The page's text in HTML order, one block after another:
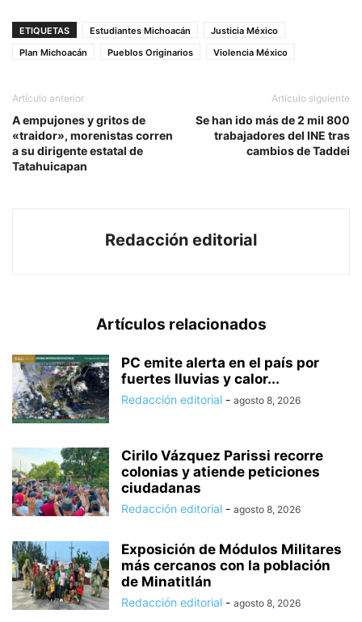
ETIQUETAS Estudiantes Michoacán
Justicia México
Plan Michoacán
Pueblos Originarios Violencia México
Artículo anterior
A empujones y gritos de
«traidor», morenistas corren
a su dirigente estatal de
Tatahuicapan
Artículo siguiente
Se han ido más de 2 mil 800
trabajadores del INE tras
cambios de Taddei
Redacción editorial
Artículos relacionados
PC emite alerta en el país por
fuertes lluvias y calor...
Redacción editorial - agosto 8, 2026
Cirilo Vázquez Parissi recorre
colonias y atiende peticiones
ciudadanas
Redacción editorial - agosto 8, 2026
Exposición de Módulos Militares
más cercanos con la población
de Minatitlán
Redacción editorial - agosto 8, 2026